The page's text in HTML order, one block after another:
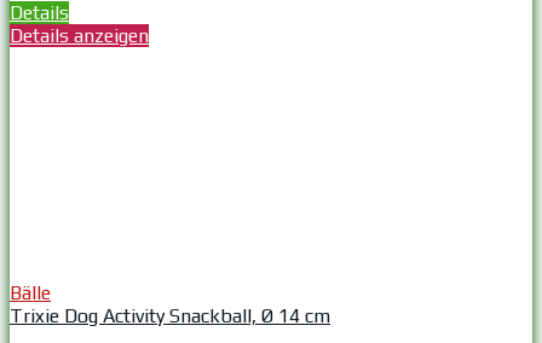
Details
Details anzeigen
Bälle
Trixie Dog Activity Snackball, Ø 14 cm